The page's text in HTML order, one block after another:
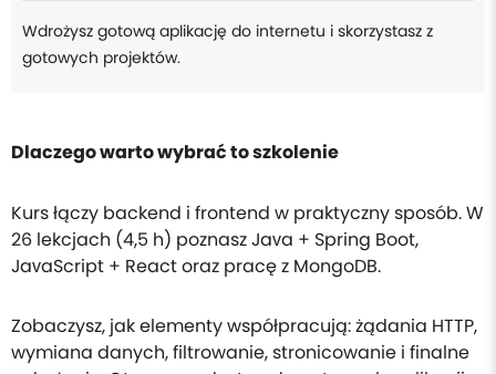
Wdrożysz gotową aplikację do internetu i skorzystasz z
gotowych projektów.
Dlaczego warto wybrać to szkolenie
Kurs łączy backend i frontend w praktyczny sposób. W
26 lekcjach (4,5 h) poznasz Java + Spring Boot,
JavaScript + React oraz pracę z MongoDB.
Zobaczysz, jak elementy współpracują: żądania HTTP,
wymiana danych, filtrowanie, stronicowanie i finalne